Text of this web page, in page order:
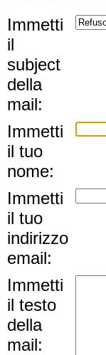
Immetti
il
subject
della
mail:
Immetti
il tuo
nome:
Immetti
il tuo
indirizzo
email:
Immetti
il testo
della
mail: